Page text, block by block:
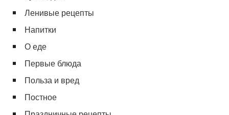
Ленивые рецепты
Напитки
О еде
Первые блюда
Польза и вред
Постное